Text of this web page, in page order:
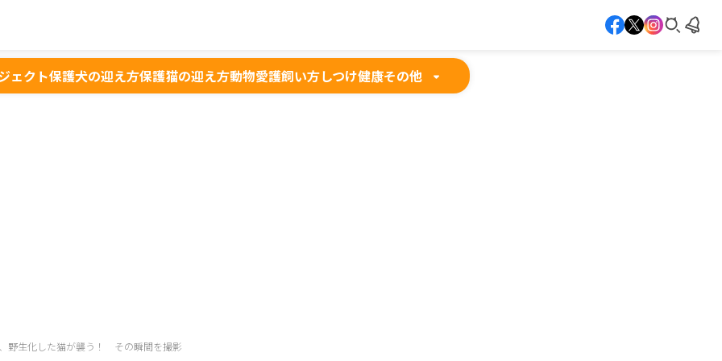
ェクト保護犬の迎え方保護猫の迎え方動物愛護飼い方しつけ健康その他
野生化した猫が襲う！ その瞬間を撮影